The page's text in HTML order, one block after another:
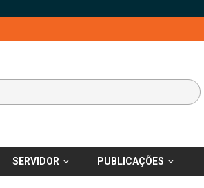
SERVIDOR PUBLICAÇÕES